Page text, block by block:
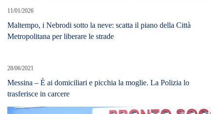
11/01/2026
Maltempo, i Nebrodi sotto la neve: scatta il piano della Città
Metropolitana per liberare le strade
28/06/2021
Messina – È ai domiciliari e picchia la moglie. La Polizia lo
trasferisce in carcere